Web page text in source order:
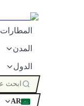
المطارات
المدن
الدول
ٱللَّٰه AR